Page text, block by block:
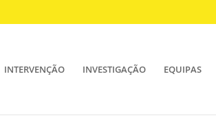
INTERVENÇÃO INVESTIGAÇÃO EQUIPAS